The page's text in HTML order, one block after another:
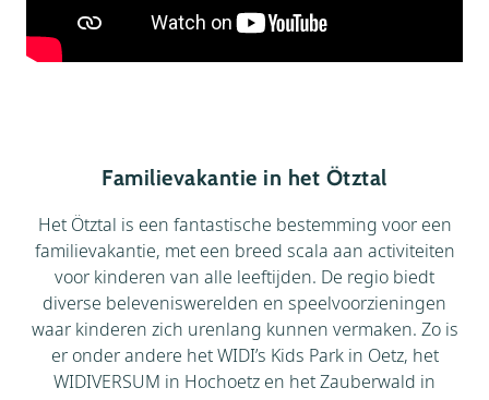
Familievakantie in het Ötztal
Het Ötztal is een fantastische bestemming voor een
familievakantie, met een breed scala aan activiteiten
voor kinderen van alle leeftijden. De regio biedt
diverse beleveniswerelden en speelvoorzieningen
waar kinderen zich urenlang kunnen vermaken. Zo is
er onder andere het WIDI’s Kids Park in Oetz, het
WIDIVERSUM in Hochoetz en het Zauberwald in